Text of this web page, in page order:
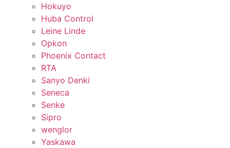
Hokuyo
Huba Control
Leine Linde
Opkon
Phoenix Contact
RTA
Sanyo Denki
Seneca
Senke
Sipro
wenglor
Yaskawa